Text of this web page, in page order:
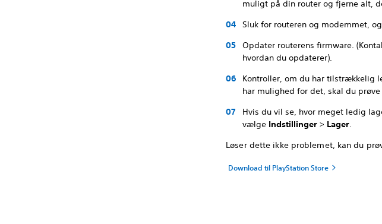
muligt på din router og fjerne alt,
Sluk for routeren og modemmet,
Opdater routerens firmware.
hvordan du opdaterer).
Kontroller, om du har tilstrækkelig
har mulighed for det, skal du
Hvis du vil se, hvor meget ledig
vælge Indstillinger > Lager.
Løser dette ikke problemet, kan du
Download til PlayStation Store